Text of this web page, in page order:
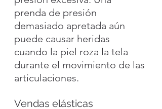
prenda de presión
demasiado apretada aún
puede causar heridas
cuando la piel roza la tela
durante el movimiento de las
articulaciones.
Vendas elásticas